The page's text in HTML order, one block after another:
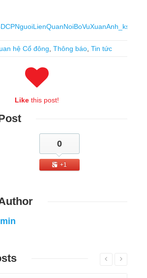
hệ Cổ đông Thông báo Tin tức
Like this post!
0
+1